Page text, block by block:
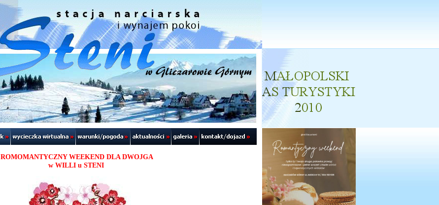
ROMOMANTYCZNY WEEKEND DLA DWOJGA
w WILLI u STENI